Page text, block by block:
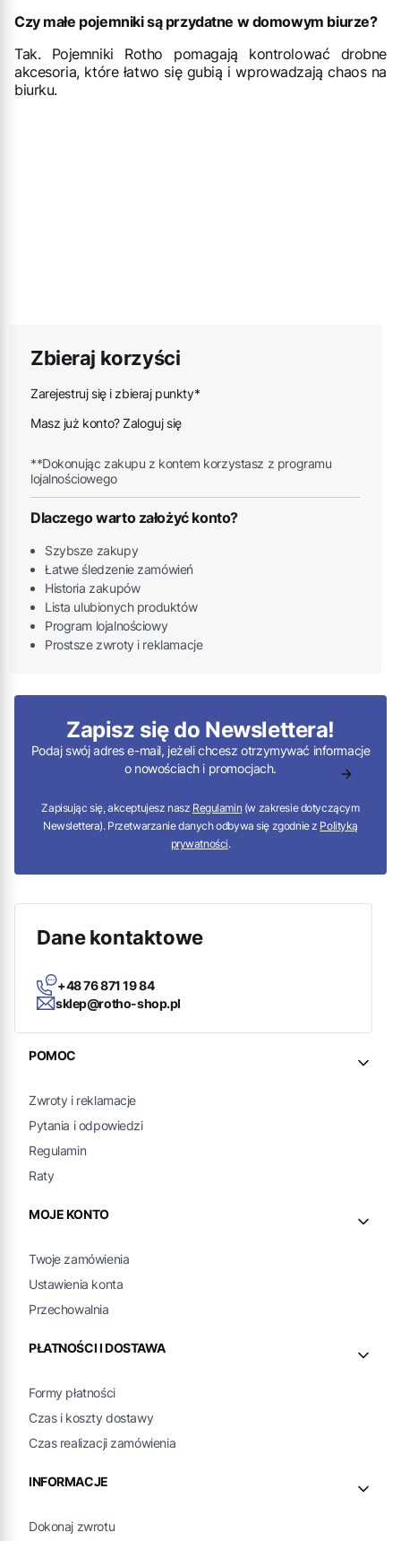
Czy małe pojemniki są przydatne w domowym biurze?
Tak. Pojemniki Rotho pomagają kontrolować drobne
akcesoria, które łatwo się gubią i wprowadzają chaos na
biurku.
Zbieraj korzyści
Zarejestruj się i zbieraj punkty*
Masz już konto? Zaloguj się
**Dokonując zakupu z kontem korzystasz z programu
lojalnościowego
Dlaczego warto założyć konto?
Szybsze zakupy
Łatwe śledzenie zamówień
Historia zakupów
Lista ulubionych produktów
Program lojalnościowy
Prostsze zwroty i reklamacje
Zapisz się do Newslettera!
Podaj swój adres e-mail, jeżeli chcesz otrzymywać informacje
o nowościach i promocjach.
Zapisując się, akceptujesz nasz Regulamin (w zakresie dotyczącym
Newslettera). Przetwarzanie danych odbywa się zgodnie z Polityką
prywatności.
Dane kontaktowe
+48 76 871 19 84
sklep@rotho-shop.pl
Linki w stopce
POMOC
Zwroty i reklamacje
Pytania i odpowiedzi
Regulamin
Raty
MOJE KONTO
Twoje zamówienia
Ustawienia konta
Przechowalnia
PŁATNOŚCI I DOSTAWA
Formy płatności
Czas i koszty dostawy
Czas realizacji zamówienia
INFORMACJE
Dokonaj zwrotu